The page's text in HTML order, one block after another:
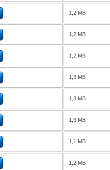
1,2 MB
1,2 MB
1,2 MB
1,3 MB
1,3 MB
1,3 MB
1,1 MB
1,2 MB